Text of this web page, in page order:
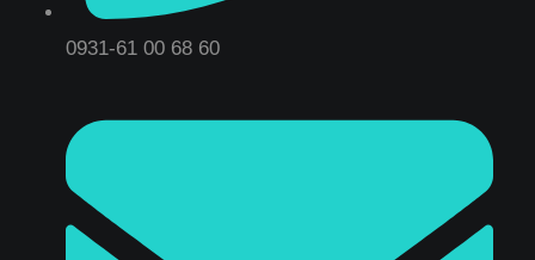
0931-61 00 68 60